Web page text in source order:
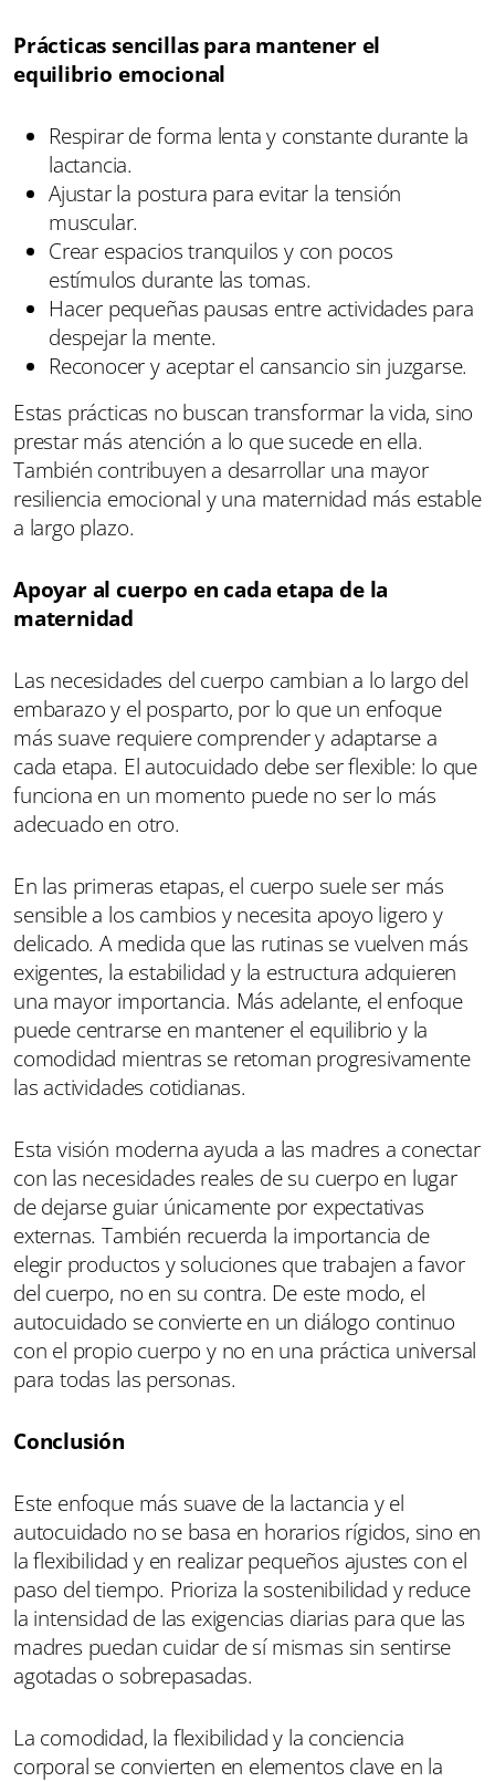
Prácticas sencillas para mantener el
equilibrio emocional
Respirar de forma lenta y constante durante la
lactancia.
Ajustar la postura para evitar la tensión
muscular.
Crear espacios tranquilos y con pocos
estímulos durante las tomas.
Hacer pequeñas pausas entre actividades para
despejar la mente.
Reconocer y aceptar el cansancio sin juzgarse.
Estas prácticas no buscan transformar la vida, sino
prestar más atención a lo que sucede en ella.
También contribuyen a desarrollar una mayor
resiliencia emocional y una maternidad más estable
a largo plazo.
Apoyar al cuerpo en cada etapa de la
maternidad
Las necesidades del cuerpo cambian a lo largo del
embarazo y el posparto, por lo que un enfoque
más suave requiere comprender y adaptarse a
cada etapa. El autocuidado debe ser flexible: lo que
funciona en un momento puede no ser lo más
adecuado en otro.
En las primeras etapas, el cuerpo suele ser más
sensible a los cambios y necesita apoyo ligero y
delicado. A medida que las rutinas se vuelven más
exigentes, la estabilidad y la estructura adquieren
una mayor importancia. Más adelante, el enfoque
puede centrarse en mantener el equilibrio y la
comodidad mientras se retoman progresivamente
las actividades cotidianas.
Esta visión moderna ayuda a las madres a conectar
con las necesidades reales de su cuerpo en lugar
de dejarse guiar únicamente por expectativas
externas. También recuerda la importancia de
elegir productos y soluciones que trabajen a favor
del cuerpo, no en su contra. De este modo, el
autocuidado se convierte en un diálogo continuo
con el propio cuerpo y no en una práctica universal
para todas las personas.
Conclusión
Este enfoque más suave de la lactancia y el
autocuidado no se basa en horarios rígidos, sino en
la flexibilidad y en realizar pequeños ajustes con el
paso del tiempo. Prioriza la sostenibilidad y reduce
la intensidad de las exigencias diarias para que las
madres puedan cuidar de sí mismas sin sentirse
agotadas o sobrepasadas.
La comodidad, la flexibilidad y la conciencia
corporal se convierten en elementos clave en la